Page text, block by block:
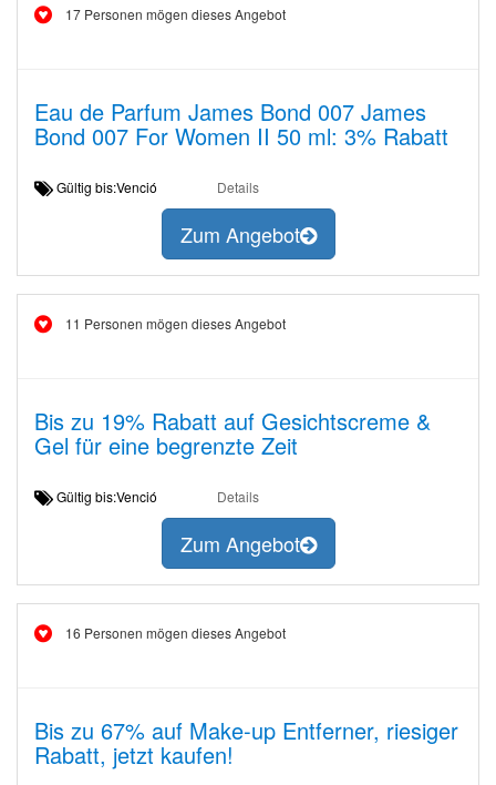
17 Personen mögen dieses Angebot
Eau de Parfum James Bond 007 James
Bond 007 For Women II 50 ml: 3% Rabatt
Gültig bis:Venció Details
Zum Angebot
11 Personen mögen dieses Angebot
Bis zu 19% Rabatt auf Gesichtscreme &
Gel für eine begrenzte Zeit
Gültig bis:Venció Details
Zum Angebot
16 Personen mögen dieses Angebot
Bis zu 67% auf Make-up Entferner, riesiger
Rabatt, jetzt kaufen!